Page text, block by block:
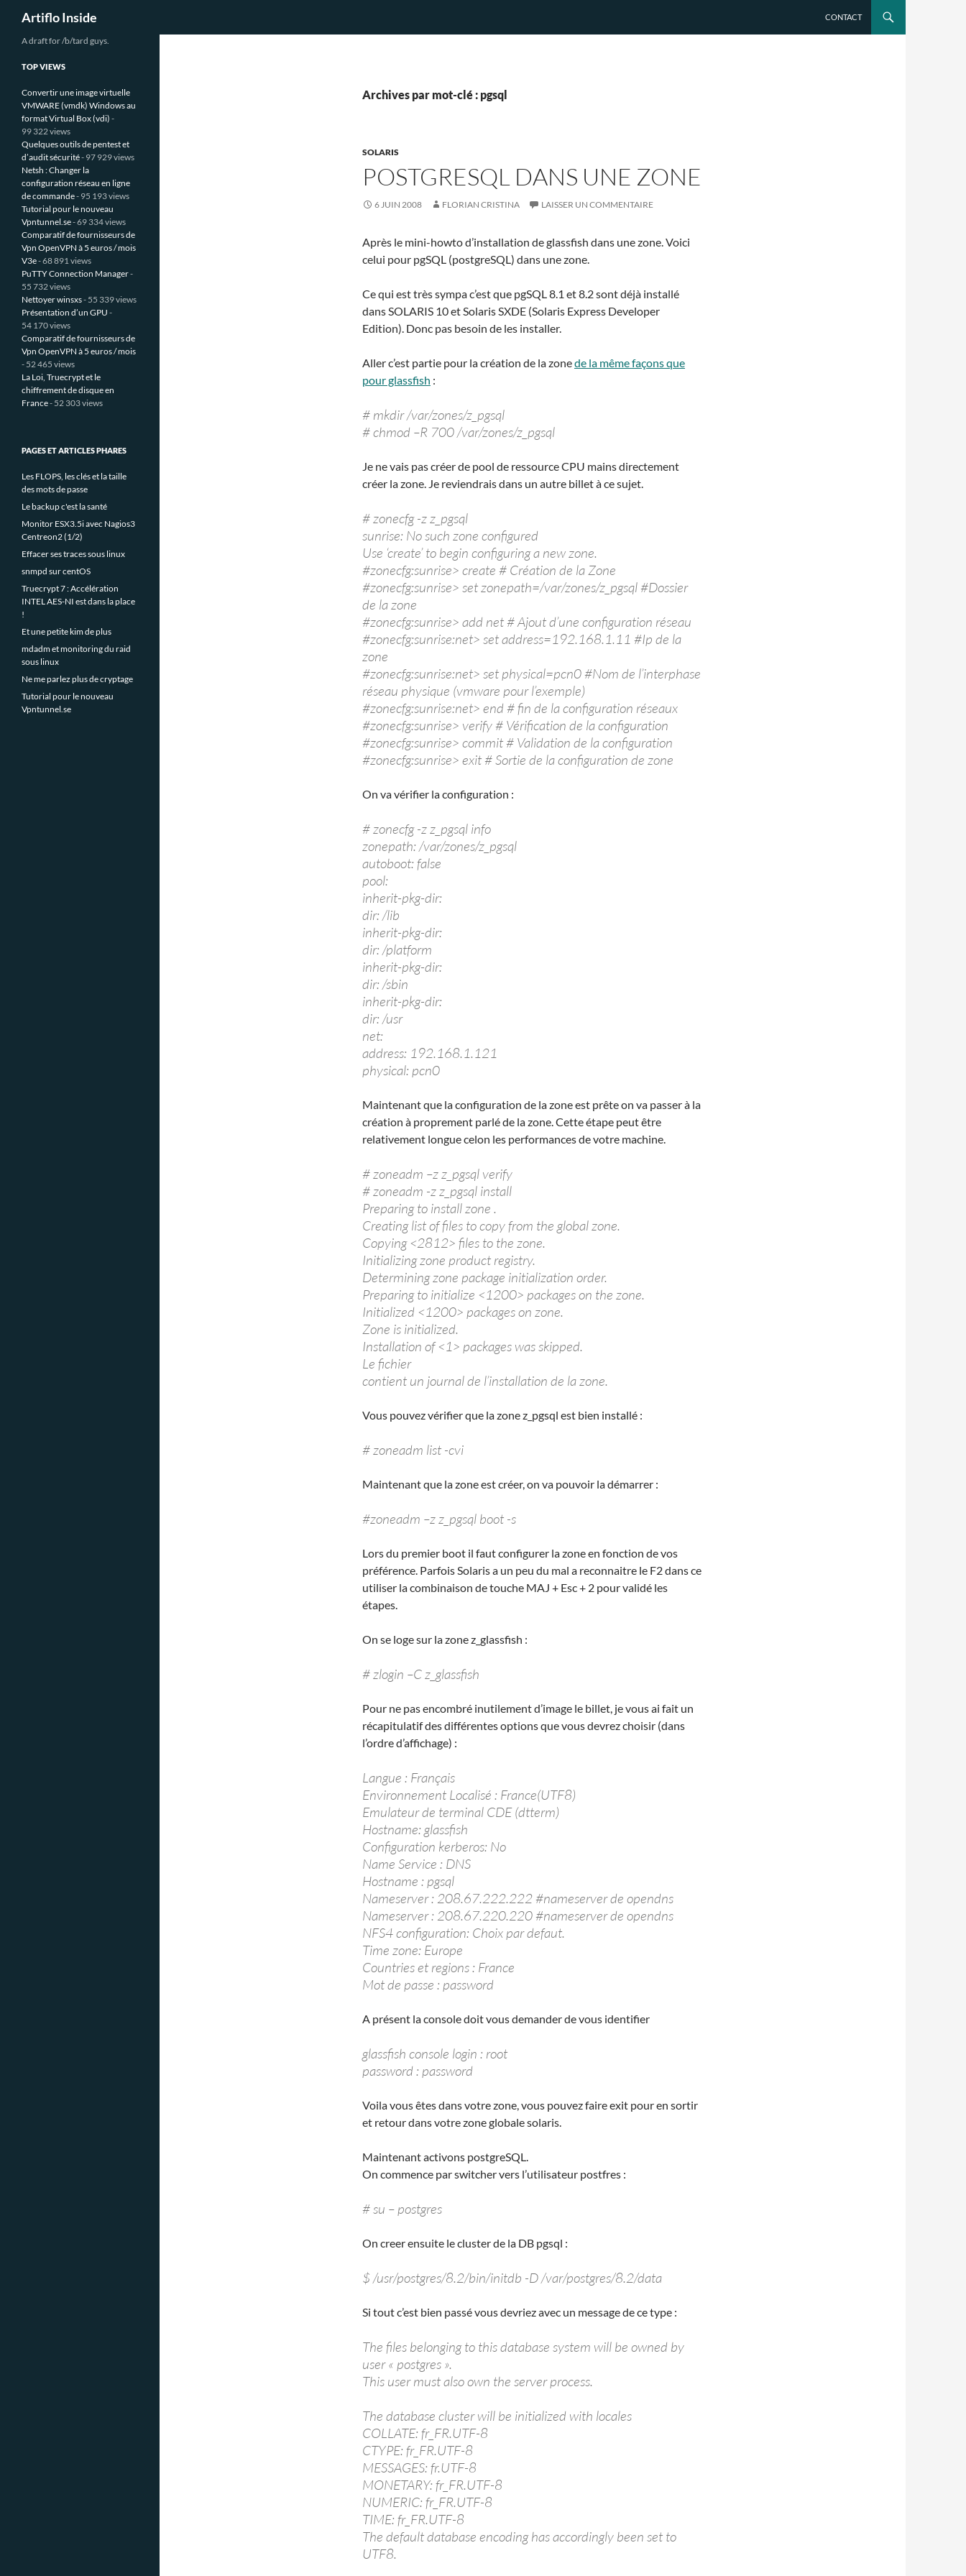
Aller
Artiflo Inside CONTACT
Archives par mot-clé : pgsql
SOLARIS
POSTGRESQL DANS UNE ZONE
6 JUIN 2008 FLORIAN CRISTINA LAISSER UN COMMENTAIRE
Après le mini-howto d’installation de glassfish dans une zone. Voici
celui pour pgSQL (postgreSQL) dans une zone.
Ce qui est très sympa c’est que pgSQL 8.1 et 8.2 sont déjà installé
dans SOLARIS 10 et Solaris SXDE (Solaris Express Developer
Edition). Donc pas besoin de les installer.
Aller c’est partie pour la création de la zonede la même façons que
pour glassfish :
# mkdir /var/zones/z_pgsql
# chmod –R 700 /var/zones/z_pgsql
Je ne vais pas créer de pool de ressource CPU mains directement
créer la zone. Je reviendrais dans un autre billet à ce sujet.
# zonecfg -z z_pgsql
sunrise: No such zone configured
Use ‘create’ to begin configuring a new zone.
#zonecfg:sunrise> create # Création de la Zone
#zonecfg:sunrise> set zonepath=/var/zones/z_pgsql #Dossier
de la zone
#zonecfg:sunrise> add net # Ajout d’une configuration réseau
#zonecfg:sunrise:net> set address=192.168.1.11 #Ip de la
zone
#zonecfg:sunrise:net> set physical=pcn0 #Nom de l’interphase
réseau physique (vmware pour l’exemple)
#zonecfg:sunrise:net> end # fin de la configuration réseaux
#zonecfg:sunrise> verify # Vérification de la configuration
#zonecfg:sunrise> commit # Validation de la configuration
#zonecfg:sunrise> exit # Sortie de la configuration de zone
On va vérifier la configuration :
# zonecfg -z z_pgsql info
zonepath: /var/zones/z_pgsql
autoboot: false
pool:
inherit-pkg-dir:
dir: /lib
inherit-pkg-dir:
dir: /platform
inherit-pkg-dir:
dir: /sbin
inherit-pkg-dir:
dir: /usr
net:
address: 192.168.1.121
physical: pcn0
Maintenant que la configuration de la zone est prête on va passer à la
création à proprement parlé de la zone. Cette étape peut être
relativement longue celon les performances de votre machine.
# zoneadm –z z_pgsql verify
# zoneadm -z z_pgsql install
Preparing to install zone .
Creating list of files to copy from the global zone.
Copying <2812> files to the zone.
Initializing zone product registry.
Determining zone package initialization order.
Preparing to initialize <1200> packages on the zone.
Initialized <1200> packages on zone.
Zone is initialized.
Installation of <1> packages was skipped.
Le fichier
contient un journal de l’installation de la zone.
Vous pouvez vérifier que la zone z_pgsql est bien installé :
# zoneadm list -cvi
Maintenant que la zone est créer, on va pouvoir la démarrer :
#zoneadm –z z_pgsql boot -s
Lors du premier boot il faut configurer la zone en fonction de vos
préférence. Parfois Solaris a un peu du mal a reconnaitre le F2 dans ce
utiliser la combinaison de touche MAJ + Esc + 2 pour validé les
étapes.
On se loge sur la zone z_glassfish :
# zlogin –C z_glassfish
Pour ne pas encombré inutilement d’image le billet, je vous ai fait un
récapitulatif des différentes options que vous devrez choisir (dans
l’ordre d’affichage) :
Langue : Français
Environnement Localisé : France(UTF8)
Emulateur de terminal CDE (dtterm)
Hostname: glassfish
Configuration kerberos: No
Name Service : DNS
Hostname : pgsql
Nameserver : 208.67.222.222 #nameserver de opendns
Nameserver : 208.67.220.220 #nameserver de opendns
NFS4 configuration: Choix par defaut.
Time zone: Europe
Countries et regions : France
Mot de passe : password
A présent la console doit vous demander de vous identifier
glassfish console login : root
password : password
Voila vous êtes dans votre zone, vous pouvez faire exit pour en sortir
et retour dans votre zone globale solaris.
Maintenant activons postgreSQL.
On commence par switcher vers l’utilisateur postfres :
# su – postgres
On creer ensuite le cluster de la DB pgsql :
$ /usr/postgres/8.2/bin/initdb -D /var/postgres/8.2/data
Si tout c’est bien passé vous devriez avec un message de ce type :
The files belonging to this database system will be owned by
user « postgres ».
This user must also own the server process.
The database cluster will be initialized with locales
COLLATE: fr_FR.UTF-8
CTYPE: fr_FR.UTF-8
MESSAGES: fr.UTF-8
MONETARY: fr_FR.UTF-8
NUMERIC: fr_FR.UTF-8
TIME: fr_FR.UTF-8
The default database encoding has accordingly been set to
UTF8.
A draft for /b/tard guys.
TOP VIEWS
Convertir une image virtuelle
VMWARE (vmdk) Windows au
format Virtual Box (vdi) -
99 322 views
Quelques outils de pentest et
d’audit sécurité- 97 929 views
Netsh : Changer la
configuration réseau en ligne
de commande- 95 193 views
Tutorial pour le nouveau
Vpntunnel.se- 69 334 views
Comparatif de fournisseurs de
Vpn OpenVPN à 5 euros / mois
V3e- 68 891 views
PuTTY Connection Manager-
55 732 views
Nettoyer winsxs- 55 339 views
Présentation d’un GPU -
54 170 views
Comparatif de fournisseurs de
Vpn OpenVPN à 5 euros / mois
- 52 465 views
La Loi, Truecrypt et le
chiffrement de disque en
France- 52 303 views
PAGES ET ARTICLES PHARES
Les FLOPS, les clés et la taille
des mots de passe
Le backup c'est la santé
Monitor ESX3.5i avec Nagios3
Centreon2 (1/2)
Effacer ses traces sous linux
snmpd sur centOS
Truecrypt 7 : Accélération
INTEL AES-NI est dans la place
!
Et une petite kim de plus
mdadm et monitoring du raid
sous linux
Ne me parlez plus de cryptage
Tutorial pour le nouveau
Vpntunnel.se